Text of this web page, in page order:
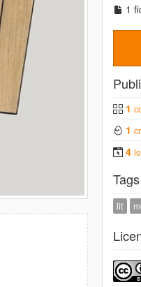
1
1
1
4
Tags
lit